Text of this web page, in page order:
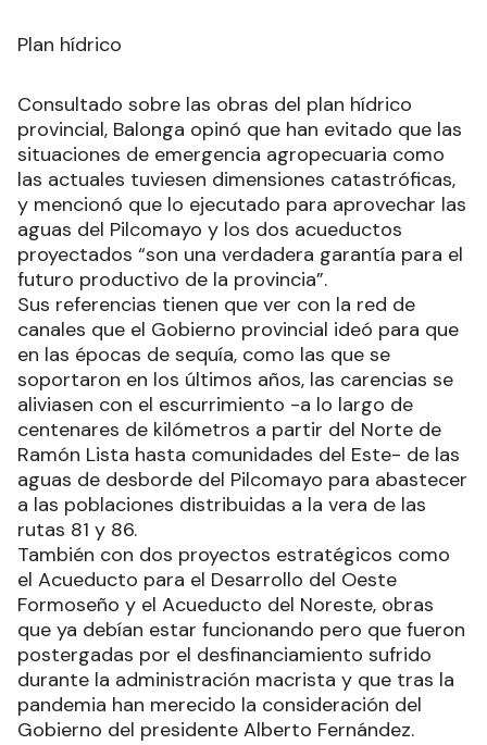
Plan hídrico
Consultado sobre las obras del plan hídrico
provincial, Balonga opinó que han evitado que las
situaciones de emergencia agropecuaria como
las actuales tuviesen dimensiones catastróficas,
y mencionó que lo ejecutado para aprovechar las
aguas del Pilcomayo y los dos acueductos
proyectados “son una verdadera garantía para el
futuro productivo de la provincia”.
Sus referencias tienen que ver con la red de
canales que el Gobierno provincial ideó para que
en las épocas de sequía, como las que se
soportaron en los últimos años, las carencias se
aliviasen con el escurrimiento -a lo largo de
centenares de kilómetros a partir del Norte de
Ramón Lista hasta comunidades del Este- de las
aguas de desborde del Pilcomayo para abastecer
a las poblaciones distribuidas a la vera de las
rutas 81 y 86.
También con dos proyectos estratégicos como
el Acueducto para el Desarrollo del Oeste
Formoseño y el Acueducto del Noreste, obras
que ya debían estar funcionando pero que fueron
postergadas por el desfinanciamiento sufrido
durante la administración macrista y que tras la
pandemia han merecido la consideración del
Gobierno del presidente Alberto Fernández.